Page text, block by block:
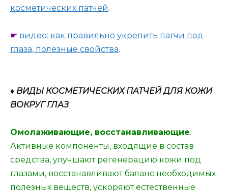
косметических патчей.
☛ видео: как правильно укрепить патчи под
глаза, полезные свойства.
♦ ВИДЫ КОСМЕТИЧЕСКИХ ПАТЧЕЙ ДЛЯ КОЖИ
ВОКРУГ ГЛАЗ
Омолаживающие, восстанавливающие.
Активные компоненты, входящие в состав
средства, улучшают регенерацию кожи под
глазами, восстанавливают баланс необходимых
полезных веществ, ускоряют естественные